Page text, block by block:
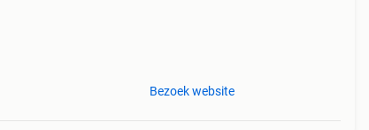
Bezoek website